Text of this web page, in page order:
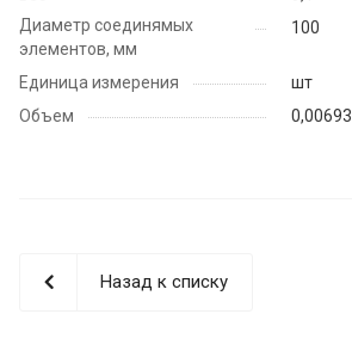
Диаметр соединямых
элементов, мм
100
Единица измерения
шт
Объем
0,00693
Назад к списку